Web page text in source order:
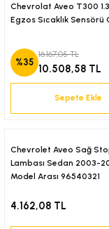
)
(2017-)
Chevrolat Aveo T300
Egzos Sıcaklık Sensörü
%35
16.167,05 TL
10.508,58 TL
Sepete Ekle
Chevrolet Aveo Sağ
Lambası Sedan 2003-
Model Arası 96540321
4.162,08 TL